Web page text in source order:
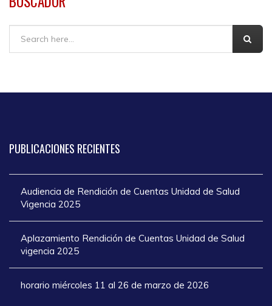
Buscar
PUBLICACIONES RECIENTES
Audiencia de Rendición de Cuentas Unidad de Salud
Vigencia 2025
Aplazamiento Rendición de Cuentas Unidad de Salud
vigencia 2025
horario miércoles 11 al 26 de marzo de 2026